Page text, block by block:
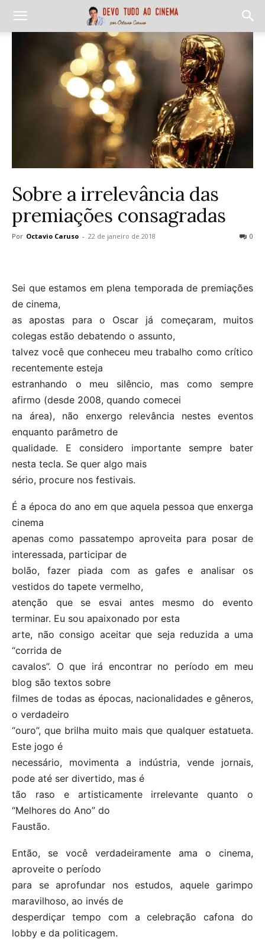
Sobre a irrelevância das
premiações consagradas
Por Octavio Caruso - 22 de janeiro de 2018 0
Sei que estamos em plena temporada de premiações
de cinema,
as apostas para o Oscar já começaram, muitos
colegas estão debatendo o assunto,
talvez você que conheceu meu trabalho como crítico
recentemente esteja
estranhando o meu silêncio, mas como sempre
afirmo (desde 2008, quando comecei
na área), não enxergo relevância nestes eventos
enquanto parâmetro de
qualidade. E considero importante sempre bater
nesta tecla. Se quer algo mais
sério, procure nos festivais.
É a época do ano em que aquela pessoa que enxerga
cinema
apenas como passatempo aproveita para posar de
interessada, participar de
bolão, fazer piada com as gafes e analisar os
vestidos do tapete vermelho,
atenção que se esvai antes mesmo do evento
terminar. Eu sou apaixonado por esta
arte, não consigo aceitar que seja reduzida a uma
“corrida de
cavalos”. O que irá encontrar no período em meu
blog são textos sobre
filmes de todas as épocas, nacionalidades e gêneros,
o verdadeiro
“ouro”, que brilha muito mais que qualquer estatueta.
Este jogo é
necessário, movimenta a indústria, vende jornais,
pode até ser divertido, mas é
tão raso e artisticamente irrelevante quanto o
“Melhores do Ano” do
Faustão.
Então, se você verdadeiramente ama o cinema,
aproveite o período
para se aprofundar nos estudos, aquele garimpo
maravilhoso, ao invés de
desperdiçar tempo com a celebração cafona do
lobby e da politicagem.